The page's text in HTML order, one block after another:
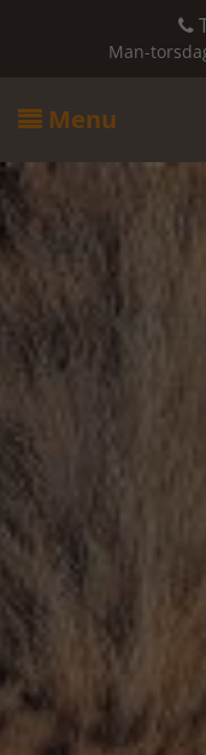

Man-
 Menu